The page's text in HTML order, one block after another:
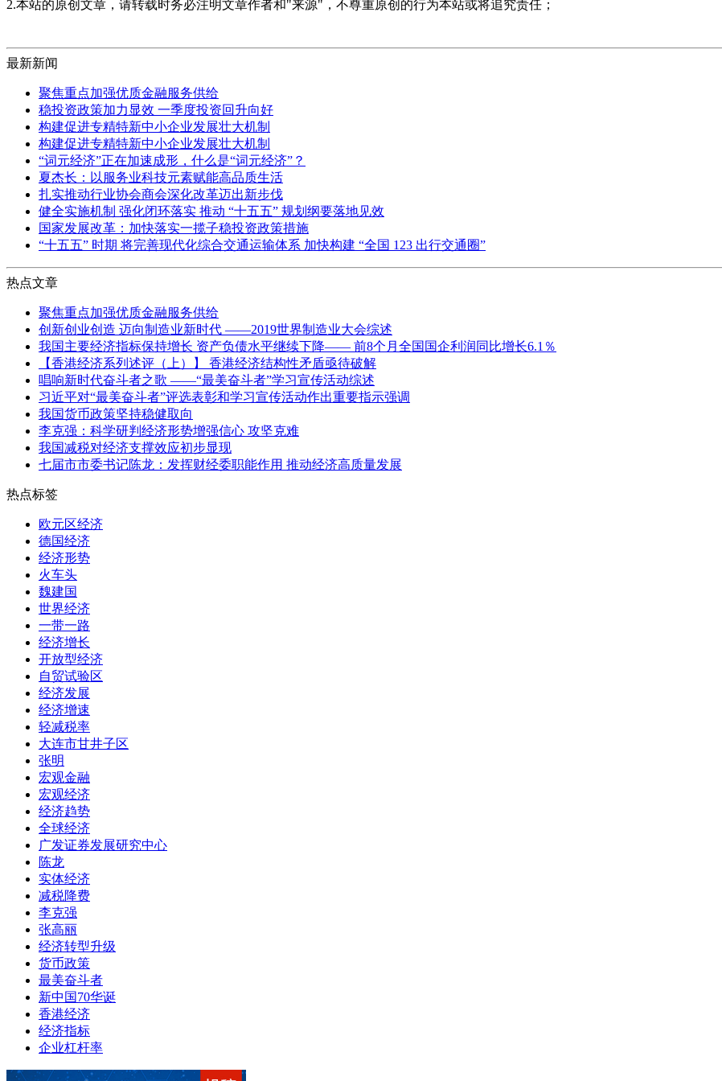
2.本站的原创文章，请转载时务必注明文章作者和"来源"，不尊重原创的行为本站或将追究责任；
最新新闻
聚焦重点加强优质金融服务供给
稳投资政策加力显效 一季度投资回升向好
构建促进专精特新中小企业发展壮大机制
构建促进专精特新中小企业发展壮大机制
“词元经济”正在加速成形，什么是“词元经济”？
夏杰长：以服务业科技元素赋能高品质生活
扎实推动行业协会商会深化改革迈出新步伐
健全实施机制 强化闭环落实 推动 “十五五” 规划纲要落地见效
国家发展改革：加快落实一揽子稳投资政策措施
“十五五” 时期 将完善现代化综合交通运输体系 加快构建 “全国 123 出行交通圈”
热点文章
聚焦重点加强优质金融服务供给
创新创业创造 迈向制造业新时代 ——2019世界制造业大会综述
我国主要经济指标保持增长 资产负债水平继续下降—— 前8个月全国国企利润同比增长6.1％
【香港经济系列述评（上）】 香港经济结构性矛盾亟待破解
唱响新时代奋斗者之歌 ——“最美奋斗者”学习宣传活动综述
习近平对“最美奋斗者”评选表彰和学习宣传活动作出重要指示强调
我国货币政策坚持稳健取向
李克强：科学研判经济形势增强信心 攻坚克难
我国减税对经济支撑效应初步显现
七届市市委书记陈龙：发挥财经委职能作用 推动经济高质量发展
热点标签
欧元区经济
德国经济
经济形势
火车头
魏建国
世界经济
一带一路
经济增长
开放型经济
自贸试验区
经济发展
经济增速
轻减税率
大连市甘井子区
张明
宏观金融
宏观经济
经济趋势
全球经济
广发证券发展研究中心
陈龙
实体经济
减税降费
李克强
张高丽
经济转型升级
货币政策
最美奋斗者
新中国70华诞
香港经济
经济指标
企业杠杆率